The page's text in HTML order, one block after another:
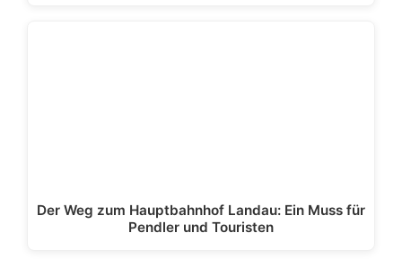
Der Weg zum Hauptbahnhof Landau: Ein Muss für
Pendler und Touristen